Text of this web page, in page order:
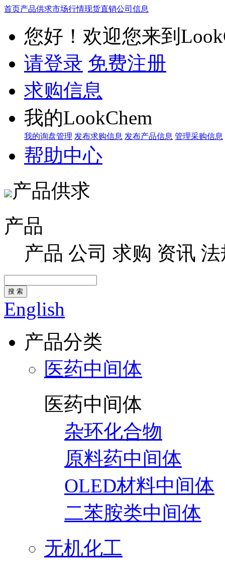
首页产品供求市场行情现货直销公司信息
您好！欢迎您来到
请登录 免费注册
求购信息
我的LookChem
我的询盘管理 发布求购信息 发布产品信息 管理采购信息
帮助中心
产品供求
产品
产品 公司 求购 资讯 法
搜 索
English
产品分类
医药中间体
医药中间体
杂环化合物
原料药中间体
OLED材料中间体
二苯胺类中间体
无机化工